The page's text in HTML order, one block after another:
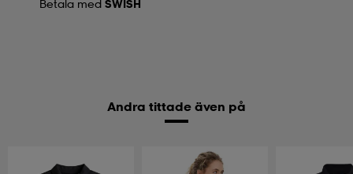
Betala med SWISH
Andra tittade även på